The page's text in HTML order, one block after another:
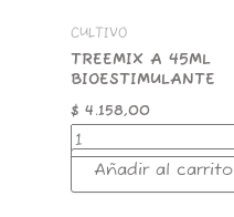
CULTIVO
TREEMIX A 45ML
BIOESTIMULANTE
$ 4.158,00
Añadir al carrito